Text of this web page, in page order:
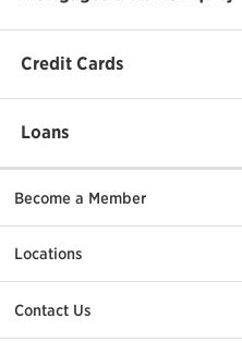
Credit Cards
Loans
Become a Member
Locations
Contact Us